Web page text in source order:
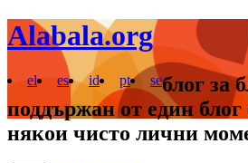
Alabala.org
el es id pt seблог за
поддържан от един блог
някои чисто лични